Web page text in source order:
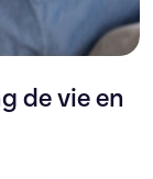
de vie en